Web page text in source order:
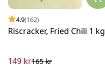
4.9(162)
Riscracker, Fried Chili 1 kg
149 kr165 kr